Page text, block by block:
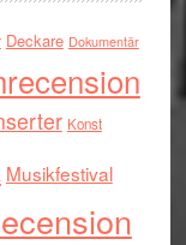
Deckare Dokumentär
Konst
Musikfestival